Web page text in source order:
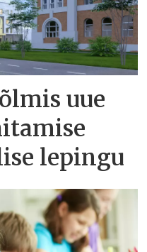
uue
lepingu